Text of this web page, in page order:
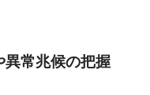
異常兆候の把握